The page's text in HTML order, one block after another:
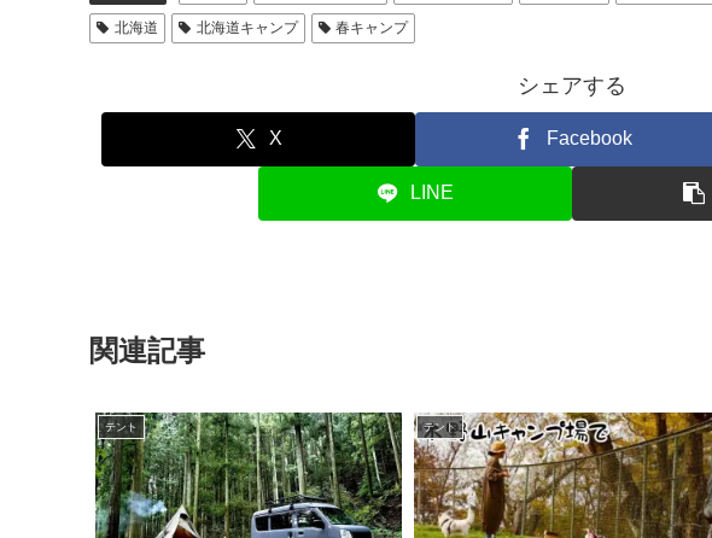
北海道 北海道キャンプ 春キャンプ
シェアする
X Facebook
LINE
関連記事
テント テント